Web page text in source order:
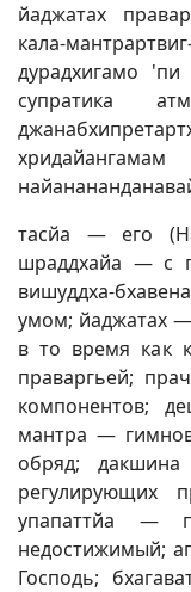
йаджатах
кала-
дурадхигамо 'пи
супратика
тасйа — его
шраддхайа — с
вишуддха-
умом; йаджатах
в то время как
праваргьей;
компонентов;
мантра —
обряд;
регулирующих
упапаттйа —
недостижимый;
Господь;